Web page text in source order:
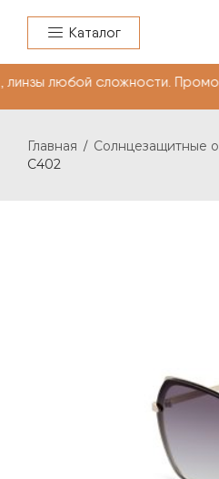
Каталог
сложности.
Главная / Солнцезащитные
C402